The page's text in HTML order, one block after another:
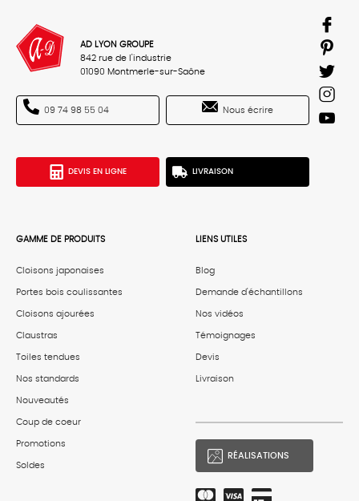
AD LYON GROUPE
842 rue de l'industrie
01090 Montmerle-sur-Saône
09 74 98 55 04 Nous écrire
DEVIS EN LIGNE LIVRAISON
GAMME DE PRODUITS
Cloisons japonaises
Portes bois coulissantes
Cloisons ajourées
Claustras
Toiles tendues
Nos standards
Nouveautés
Coup de coeur
Promotions
Soldes
LIENS UTILES
Blog
Demande d'échantillons
Nos vidéos
Témoignages
Devis
Livraison
RÉALISATIONS